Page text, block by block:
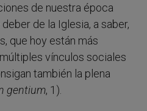
de nuestra época
de la Iglesia, a saber,
que hoy están más
vínculos sociales
también la plena
gentium, 1).